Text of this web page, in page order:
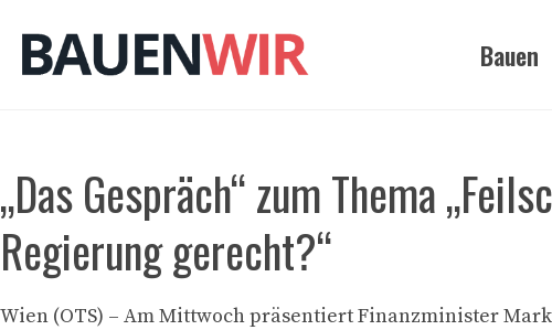
Inhalt
springen
Bauen
„Das Gespräch“ zum Thema
Regierung gerecht?“
Wien (OTS) – Am Mittwoch präsentiert Finanzminister